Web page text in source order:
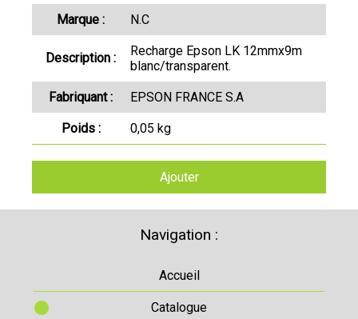
Marque : N.C
Description :
Recharge Epson LK 12mmx9m
blanc/transparent.
Fabriquant : EPSON FRANCE S.A
Poids : 0,05 kg
Ajouter
Navigation :
Accueil
Catalogue